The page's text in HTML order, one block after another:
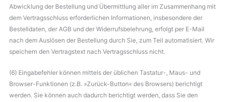
Abwicklung der Bestellung und Übermittlung aller im Zusammenhang mit
dem Vertragsschluss erforderlichen Informationen, insbesondere der
Bestelldaten, der AGB und der Widerrufsbelehrung, erfolgt per E-Mail
nach dem Auslösen der Bestellung durch Sie, zum Teil automatisiert. Wir
speichern den Vertragstext nach Vertragsschluss nicht.
(6) Eingabefehler können mittels der üblichen Tastatur-, Maus- und
Browser-Funktionen (z.B. »Zurück-Button« des Browsers) berichtigt
werden. Sie können auch dadurch berichtigt werden, dass Sie den